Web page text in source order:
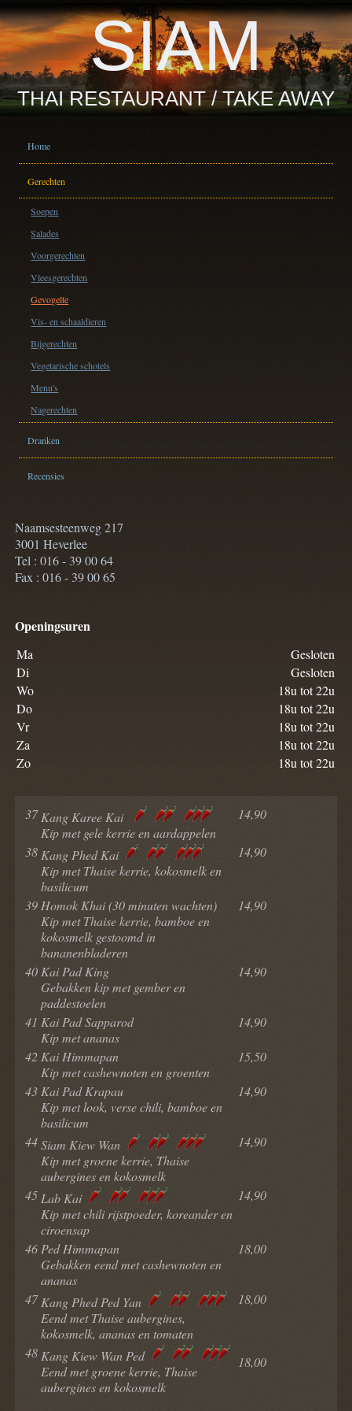
SIAM
THAI RESTAURANT / TAKE AWAY
Home
Gerechten
Soepen
Salades
Voorgerechten
Vleesgerechten
Gevogelte
Vis- en schaaldieren
Bijgerechten
Vegetarische schotels
Menu's
Nagerechten
Dranken
Recensies
Naamsesteenweg 217
3001 Heverlee
Tel : 016 - 39 00 64
Fax : 016 - 39 00 65
Openingsuren
Ma
Gesloten
Di
Gesloten
Wo
18u tot 22u
Do
18u tot 22u
Vr
18u tot 22u
Za
18u tot 22u
Zo
18u tot 22u
37Kang Karee Kai
Kip met gele kerrie en aardappelen
14,90
38 Kang Phed Kai
Kip met Thaise kerrie, kokosmelk en
basilicum
14,90
39 Homok Khai (30 minuten wachten)
Kip met Thaise kerrie, bamboe en
kokosmelk gestoomd in
bananenbladeren
14,90
40 Kai Pad King
Gebakken kip met gember en
paddestoelen
14,90
41 Kai Pad Sapparod
Kip met ananas
14,90
42 Kai Himmapan
Kip met cashewnoten en groenten
15,50
43 Kai Pad Krapau
Kip met look, verse chili, bamboe en
basilicum
14,90
44 Siam Kiew Wan
Kip met groene kerrie, Thaise
aubergines en kokosmelk
14,90
45 Lab Kai
Kip met chili rijstpoeder, koreander en
ciroensap
14,90
46 Ped Himmapan
Gebakken eend met cashewnoten en
ananas
18,00
47Kang Phed Ped Yan
Eend met Thaise aubergines,
kokosmelk, ananas en tomaten
18,00
48 Kang Kiew Wan Ped
Eend met groene kerrie, Thaise
aubergines en kokosmelk
18,00